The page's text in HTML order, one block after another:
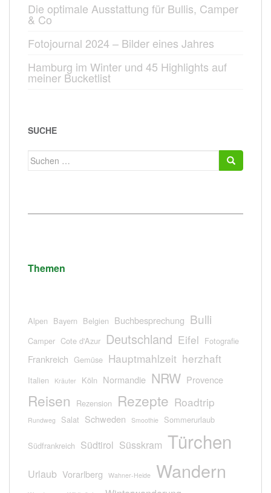
Die optimale Ausstattung für Bullis, Camper
& Co
Fotojournal 2024 – Bilder eines Jahres
Hamburg im Winter und 45 Highlights auf
meiner Bucketlist
SUCHE
Suchen
Themen
Alpen Bayern Belgien Buchbesprechung Bulli
Camper Cote d'Azur Deutschland Eifel Fotografie
Frankreich Gemüse Hauptmahlzeit herzhaft
Italien Kräuter Köln Normandie NRW Provence
Reisen Rezension Rezepte Roadtrip
Rundweg Salat Schweden Smoothie Sommerurlaub
Südfrankreich Südtirol Süsskram Türchen
Urlaub Vorarlberg Wahner-Heide Wandern